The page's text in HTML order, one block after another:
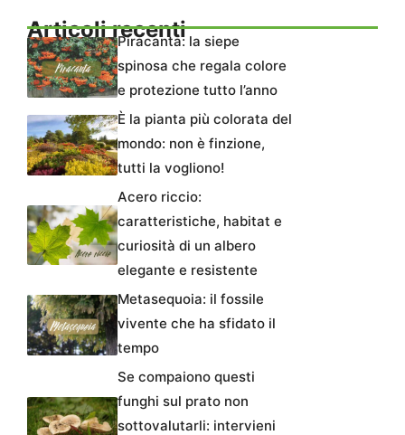
Articoli recenti
Piracanta: la siepe
spinosa che regala colore
e protezione tutto l’anno
È la pianta più colorata del
mondo: non è finzione,
tutti la vogliono!
Acero riccio:
caratteristiche, habitat e
curiosità di un albero
elegante e resistente
Metasequoia: il fossile
vivente che ha sfidato il
tempo
Se compaiono questi
funghi sul prato non
sottovalutarli: intervieni